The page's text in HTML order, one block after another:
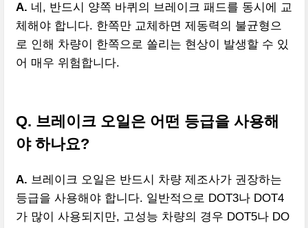
A. 네, 반드시 양쪽 바퀴의 브레이크 패드를 동시에 교
체해야 합니다. 한쪽만 교체하면 제동력의 불균형으
로 인해 차량이 한쪽으로 쏠리는 현상이 발생할 수 있
어 매우 위험합니다.
Q. 브레이크 오일은 어떤 등급을 사용해
야 하나요?
A. 브레이크 오일은 반드시 차량 제조사가 권장하는
등급을 사용해야 합니다. 일반적으로 DOT3나 DOT4
가 많이 사용되지만, 고성능 차량의 경우 DOT5나 DO